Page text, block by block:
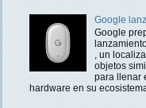
Google
Google
, un
objetos
para llenar
hardware en su